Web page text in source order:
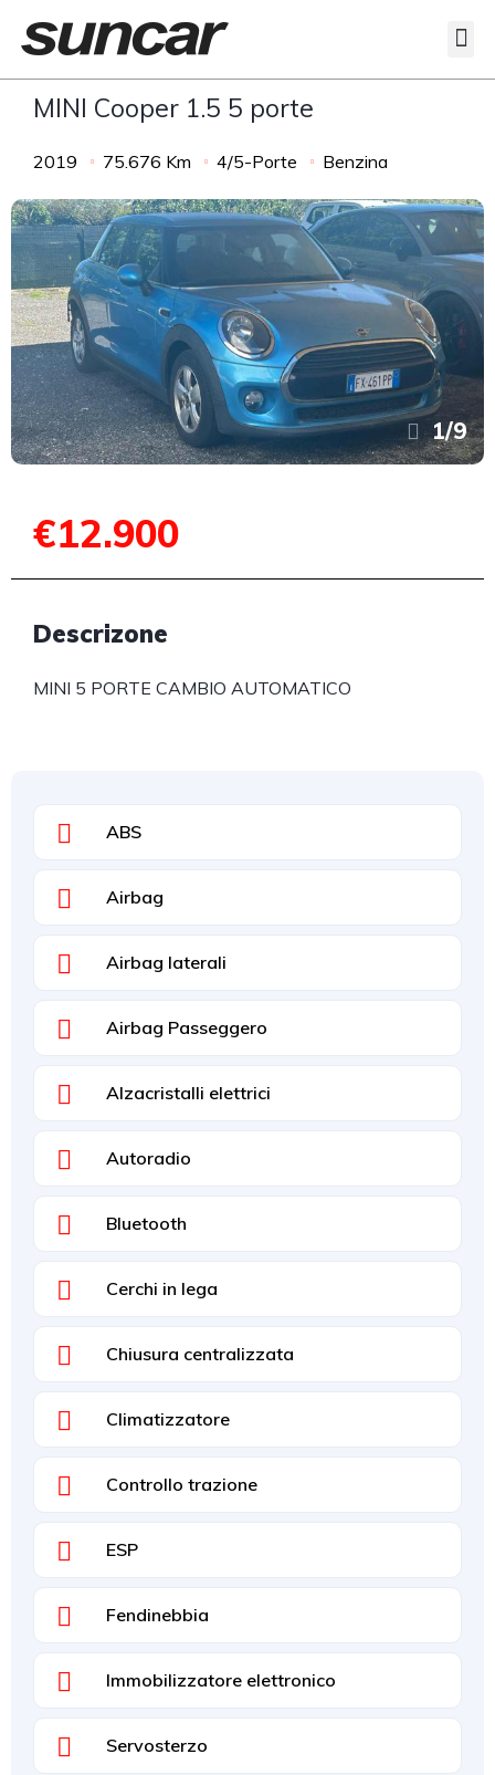
MINI Cooper 1.5 5 porte
2019 75.676 Km 4/5-Porte Benzina
1/9
€12.900
Descrizone
MINI 5 PORTE CAMBIO AUTOMATICO
ABS
Airbag
Airbag laterali
Airbag Passeggero
Alzacristalli elettrici
Autoradio
Bluetooth
Cerchi in lega
Chiusura centralizzata
Climatizzatore
Controllo trazione
ESP
Fendinebbia
Immobilizzatore elettronico
Servosterzo